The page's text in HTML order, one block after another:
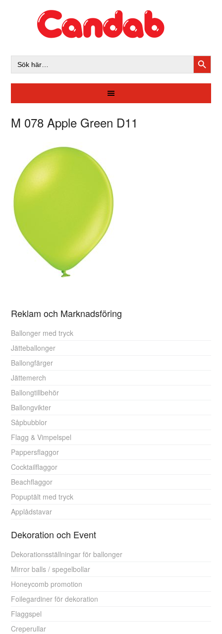
Sök
efter:
M 078 Apple Green D11
Reklam och Marknadsföring
Ballonger med tryck
Jätteballonger
Ballongfärger
Jättemerch
Ballongtillbehör
Ballongvikter
Såpbubblor
Flagg & Vimpelspel
Pappersflaggor
Cocktailflaggor
Beachflaggor
Popuptält med tryck
Applådstavar
Dekoration och Event
Dekorationsställningar för ballonger
Mirror balls / spegelbollar
Honeycomb promotion
Foilegardiner för dekoration
Flaggspel
Creperullar